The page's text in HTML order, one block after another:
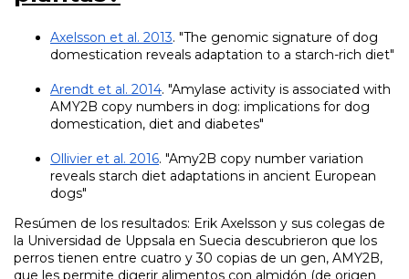
Axelsson et al. 2013. "The genomic signature of dog
domestication reveals adaptation to a starch-rich diet"
Arendt et al. 2014. "Amylase activity is associated with
AMY2B copy numbers in dog: implications for dog
domestication, diet and diabetes"
Ollivier et al. 2016. "Amy2B copy number variation
reveals starch diet adaptations in ancient European
dogs"
Resúmen de los resultados: Erik Axelsson y sus colegas de
la Universidad de Uppsala en Suecia descubrieron que los
perros tienen entre cuatro y 30 copias de un gen, AMY2B,